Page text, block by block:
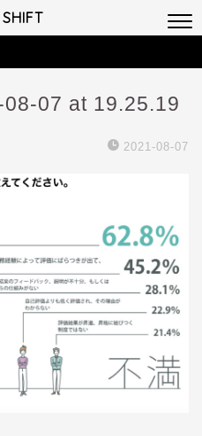
07 at 19.25.19
2021-08-07